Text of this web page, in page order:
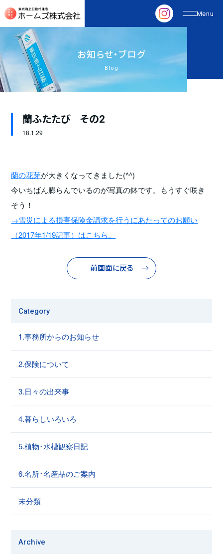
お知らせ・ブログ
Blog
蘭ふたたび その2
18.1.29
蘭の花芽が大きくなってきました(^^)
今いちばん膨らんでいるのが写真の鉢です。もうすぐ咲き
そう！
→雪災による損害保険金請求を行うにあたってのお願い
（2017年1/19記事）はこちら。
前画面に戻る
Category
1.事務所からのお知らせ
2.保険について
3.日々の出来事
4.暮らしいろいろ
5.植物･水槽観察日記
6.名所･名産品のご案内
未分類
Archive